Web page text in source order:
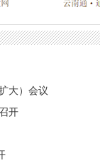
大）会议
开